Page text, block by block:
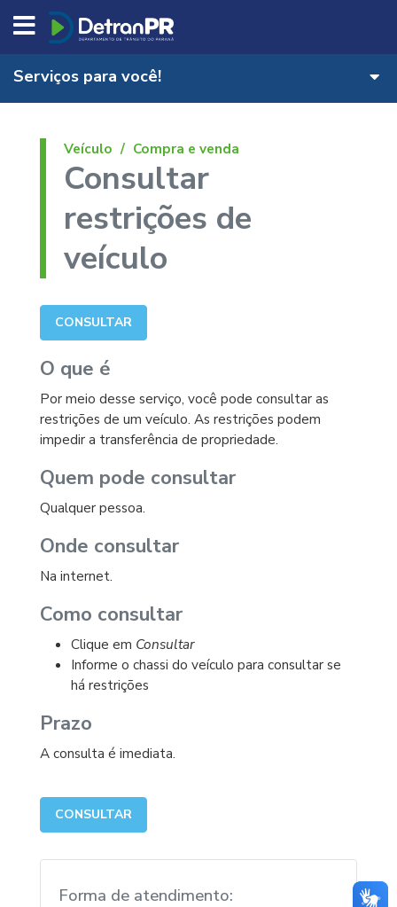
DETRAN/PR
Serviços para você!
Veículo Compra e venda
Consultar
restrições de
veículo
CONSULTAR
O que é
Por meio desse serviço, você pode consultar as
restrições de um veículo. As restrições podem
impedir a transferência de propriedade.
Quem pode consultar
Qualquer pessoa.
Onde consultar
Na internet.
Como consultar
Clique em Consultar
Informe o chassi do veículo para consultar se
há restrições
Prazo
A consulta é imediata.
CONSULTAR
Forma de atendimento: